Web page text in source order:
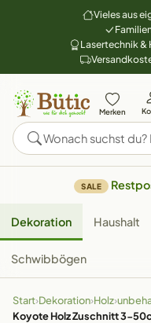
Vieles aus
Lasertechnik &
Merken
SALE
Dekoration Haushalt
Schwibbögen
Start›Dekoration›Holz›
Koyote Holz Zuschnitt 3-